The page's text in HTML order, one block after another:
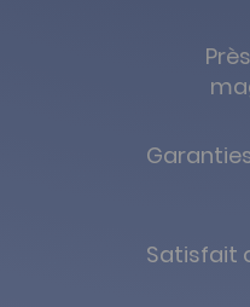
Satisfait